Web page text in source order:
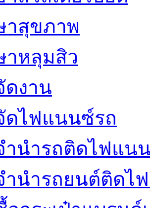
าสุขภาพ
าหลุมสิว
ดงาน
ดไฟแนนซ์รถ
ำนำรถติดไฟแน
านํารถยนต์ติดไ